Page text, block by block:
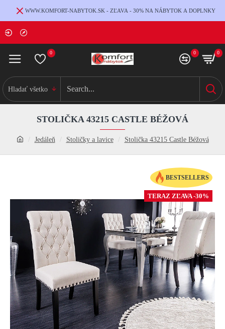
WWW.KOMFORT-NABYTOK.SK - ZĽAVA - 30% NA NÁBYTOK A DOPLNKY
0 0 0
Hladať všetko
Jedáleň Stoličky a lavice Stolička 43215 Castle Béžová
STOLIČKA 43215 CASTLE BÉŽOVÁ
BESTSELLERS
TERAZ ZĽAVA -30%